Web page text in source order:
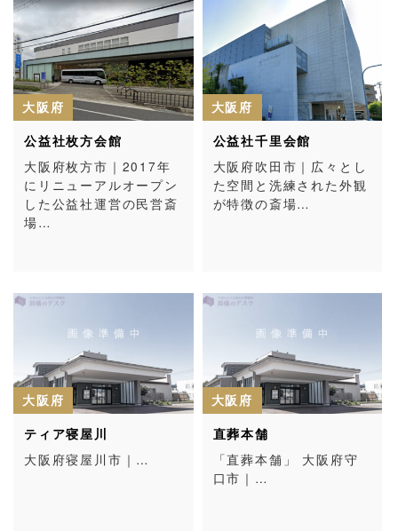
大阪府
公益社枚方会館
大阪府枚方市｜2017年
にリニューアルオープン
した公益社運営の民営斎
場…
大阪府
公益社千里会館
大阪府吹田市｜広々とし
た空間と洗練された外観
が特徴の斎場…
大阪府
ティア寝屋川
大阪府寝屋川市｜…
大阪府
直葬本舗
「直葬本舗」 大阪府守
口市｜…